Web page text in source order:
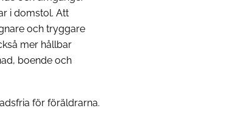
i domstol. Att
och tryggare
mer hållbar
boende och
för föräldrarna.